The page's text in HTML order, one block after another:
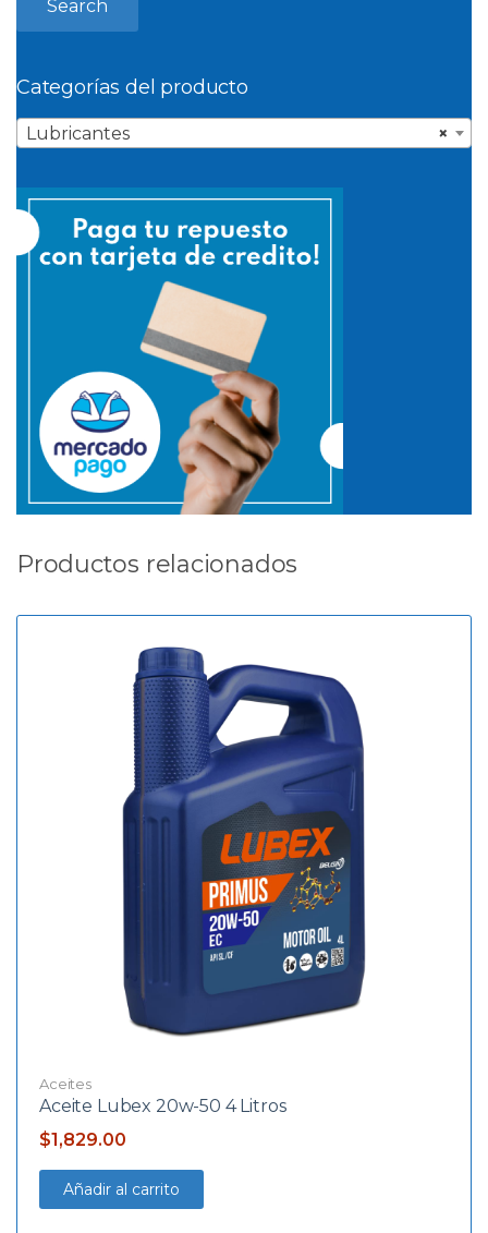
Search
Categorías del producto
×
Lubricantes
Productos relacionados
Aceites
Aceite Lubex 20w-50 4 Litros
$1,829.00
Añadir al carrito